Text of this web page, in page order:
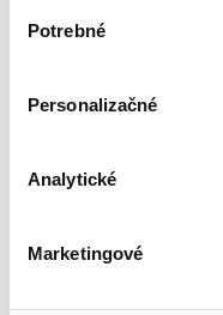
nám pomohlo, keby
súhlasu
Potrebné
Personalizačné
Analytické
Marketingové
1. novembra 2013